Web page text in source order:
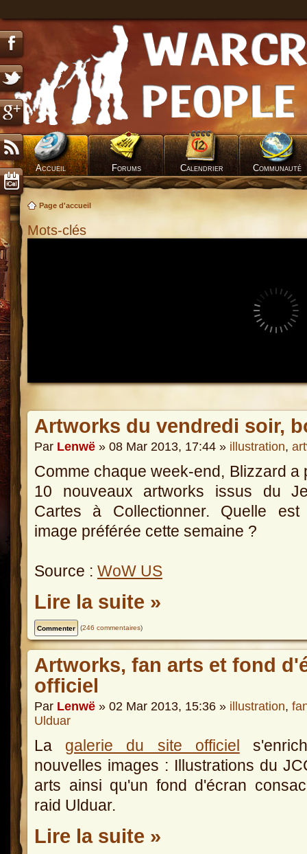
Accueil Forums Calendrier Communauté
Page d'accueil
Mots-clés
Artworks du vendredi soir,
Par Lenwë » 08 Mar 2013, 17:44 » illustration,
Comme chaque week-end, Blizzard a
10 nouveaux artworks issus du
Cartes à Collectionner. Quelle est
image préférée cette semaine ?
Source : WoW US
Lire la suite »
(246 commentaires)
Artworks, fan arts et fond
officiel
Par Lenwë » 02 Mar 2013, 15:36 » illustration,
Ulduar
La galerie du site officiel
nouvelles images : Illustrations du
arts ainsi qu'un fond d'écran
raid Ulduar.
Lire la suite »